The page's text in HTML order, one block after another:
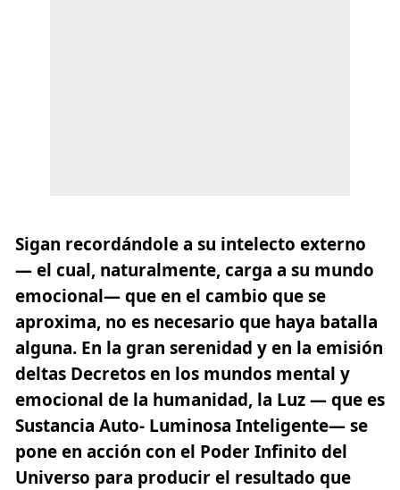
Sigan recordándole a su intelecto externo
— el cual, naturalmente, carga a su mundo
emocional— que en el cambio que se
aproxima, no es necesario que haya batalla
alguna. En la gran serenidad y en la emisión
deltas Decretos en los mundos mental y
emocional de la humanidad, la Luz — que es
Sustancia Auto- Luminosa Inteligente— se
pone en acción con el Poder Infinito del
Universo para producir el resultado que